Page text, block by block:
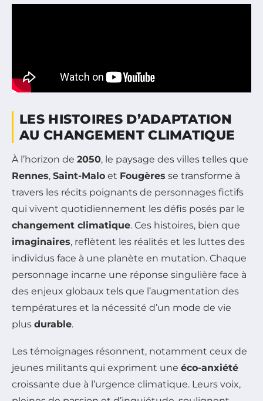
LES HISTOIRES D’ADAPTATION
AU CHANGEMENT CLIMATIQUE
À l’horizon de 2050, le paysage des villes telles que
Rennes, Saint-Malo et Fougères se transforme à
travers les récits poignants de personnages fictifs
qui vivent quotidiennement les défis posés par le
changement climatique. Ces histoires, bien que
imaginaires, reflètent les réalités et les luttes des
individus face à une planète en mutation. Chaque
personnage incarne une réponse singulière face à
des enjeux globaux tels que l’augmentation des
températures et la nécessité d’un mode de vie
plus durable.
Les témoignages résonnent, notamment ceux de
jeunes militants qui expriment une éco-anxiété
croissante due à l’urgence climatique. Leurs voix,